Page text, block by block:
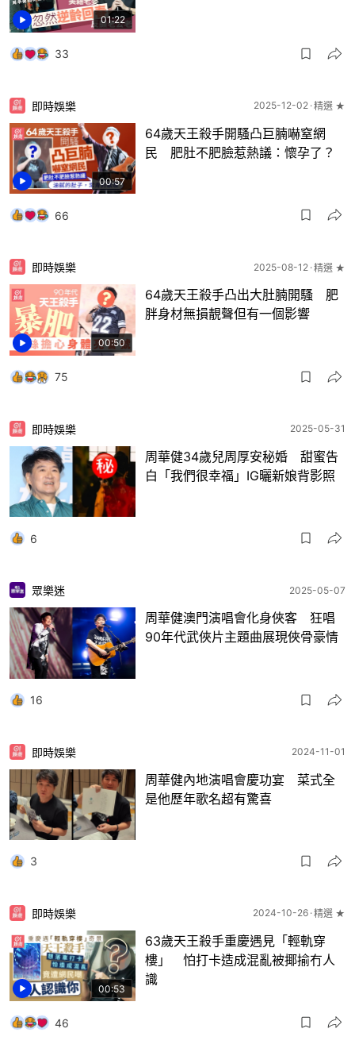
01:22
33
00:57
即時娛樂 2025-12-02 精選 ★
64歲天王殺手開騷凸巨腩嚇窒網
民 肥肚不肥臉惹熱議：懷孕了？
66
00:50
即時娛樂 2025-08-12 精選 ★
64歲天王殺手凸出大肚腩開騷 肥
胖身材無損靚聲但有一個影響
75
即時娛樂 2025-05-31
周華健34歲兒周厚安秘婚 甜蜜告
白「我們很幸福」IG曬新娘背影照
6
眾樂迷 2025-05-07
周華健澳門演唱會化身俠客 狂唱
90年代武俠片主題曲展現俠骨豪情
16
即時娛樂 2024-11-01
周華健內地演唱會慶功宴 菜式全
是他歷年歌名超有驚喜
3
00:53
即時娛樂 2024-10-26 精選 ★
63歲天王殺手重慶遇見「輕軌穿
樓」 怕打卡造成混亂被揶揄冇人
識
46